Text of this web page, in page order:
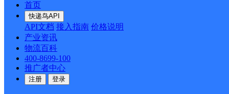
首页
快递鸟API
API文档 接入指南 价格说明
产业资讯
物流百科
400-8699-100
推广者中心
注册 登录
API接口 DEMO下载
关于我们
公司介绍 企业动态
合作伙伴 快递鸟接口服务协议
户隐私政策